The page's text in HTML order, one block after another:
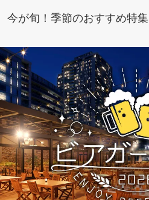
今が旬！季節のおすすめ特集